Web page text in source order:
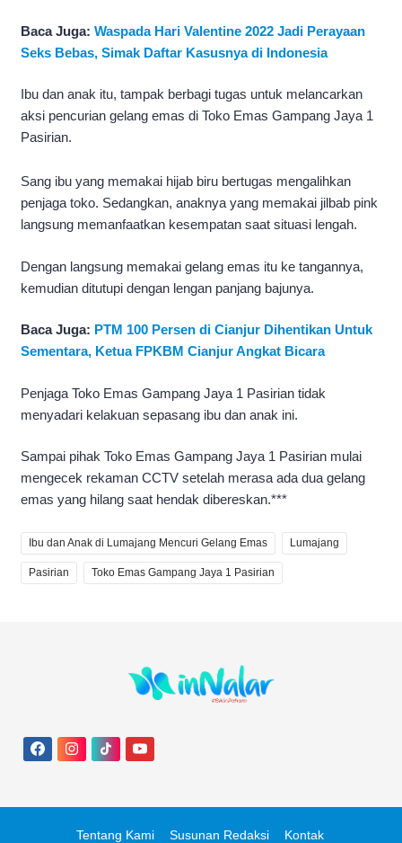
Baca Juga: Waspada Hari Valentine 2022 Jadi Perayaan
Seks Bebas, Simak Daftar Kasusnya di Indonesia
Ibu dan anak itu, tampak berbagi tugas untuk melancarkan
aksi pencurian gelang emas di Toko Emas Gampang Jaya 1
Pasirian.
Sang ibu yang memakai hijab biru bertugas mengalihkan
penjaga toko. Sedangkan, anaknya yang memakai jilbab pink
langsung memanfaatkan kesempatan saat situasi lengah.
Dengan langsung memakai gelang emas itu ke tangannya,
kemudian ditutupi dengan lengan panjang bajunya.
Baca Juga: PTM 100 Persen di Cianjur Dihentikan Untuk
Sementara, Ketua FPKBM Cianjur Angkat Bicara
Penjaga Toko Emas Gampang Jaya 1 Pasirian tidak
menyadari kelakuan sepasang ibu dan anak ini.
Sampai pihak Toko Emas Gampang Jaya 1 Pasirian mulai
mengecek rekaman CCTV setelah merasa ada dua gelang
emas yang hilang saat hendak dibereskan.***
Ibu dan Anak di Lumajang Mencuri Gelang Emas Lumajang
Pasirian Toko Emas Gampang Jaya 1 Pasirian
Tentang Kami Susunan Redaksi Kontak